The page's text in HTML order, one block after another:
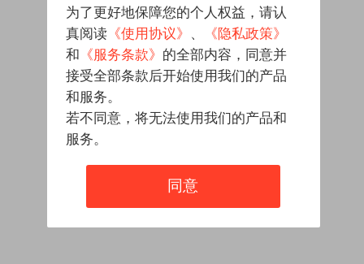
为了更好地保障您的个人权益，请认
真阅读 《使用协议》 、
《隐私政策》
和 《服务条款》 的全部内容，同意并
接受全部条款后开始使用我们的产品
和服务。
若不同意，将无法使用我们的产品和
服务。
同意